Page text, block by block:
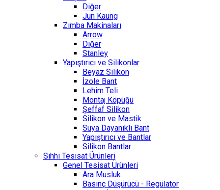
Diğer
Jun Kaung
Zımba Makinaları
Arrow
Diğer
Stanley
Yapıştırıcı ve Silikonlar
Beyaz Silikon
İzole Bant
Lehim Teli
Montaj Köpüğü
Şeffaf Silikon
Silikon ve Mastik
Suya Dayanıklı Bant
Yapıştırıcı ve Bantlar
Silikon Bantlar
Sıhhi Tesisat Ürünleri
Genel Tesisat Ürünleri
Ara Musluk
Basınç Düşürücü - Regülatör